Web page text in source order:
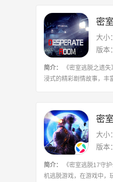
密
大小
版本
简介：
《密室逃脱之遗
浸式的精彩剧情故事，丰
密
大小
版本
简介：
《密室逃脱17守
机逃脱游戏，在游戏中，